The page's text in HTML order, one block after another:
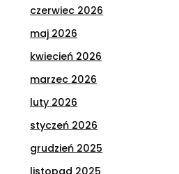
czerwiec 2026
maj 2026
kwiecień 2026
marzec 2026
luty 2026
styczeń 2026
grudzień 2025
listopad 2025